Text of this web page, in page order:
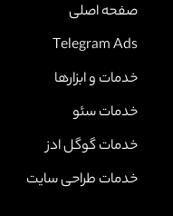
صفحه اصلی
Telegram Ads
خدمات و ابزارها
خدمات سئو
خدمات گوگل ادز
خدمات طراحی سایت